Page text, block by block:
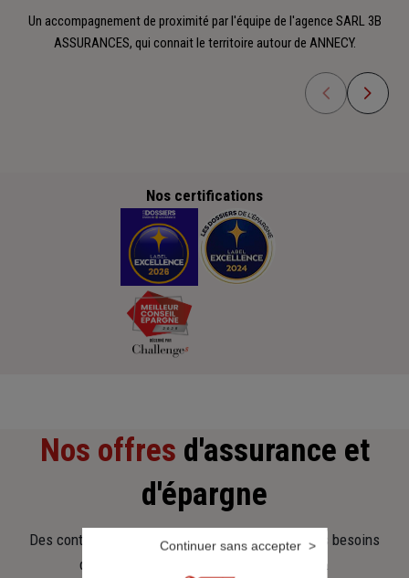
Un accompagnement de proximité par l'équipe de l'agence SARL 3B
ASSURANCES, qui connait le territoire autour de ANNECY.
Nos certifications
Nos offres d'assurance et
d'épargne
Des contrats clairs et flexibles pour sécuriser vos besoins
d’aujourd’hui et anticiper ceux de demain.
Continuer sans accepter